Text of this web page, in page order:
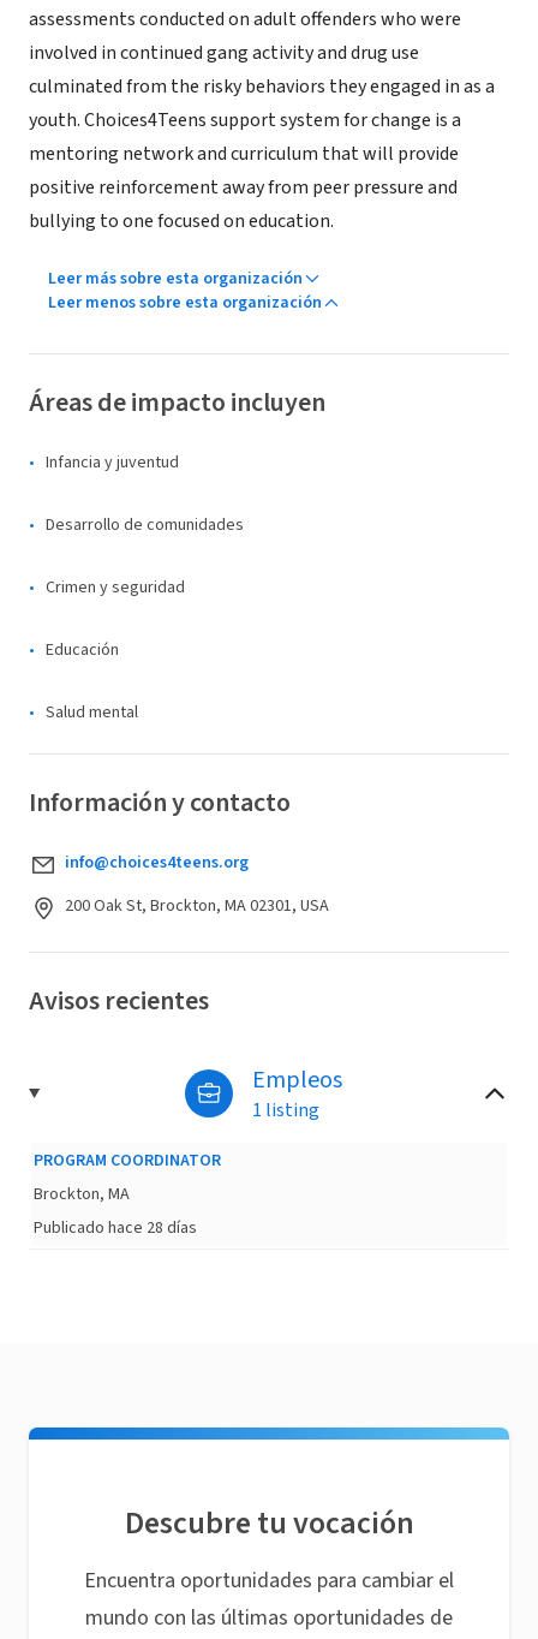
assessments conducted on adult offenders who were
involved in continued gang activity and drug use
culminated from the risky behaviors they engaged in as a
youth. Choices4Teens support system for change is a
mentoring network and curriculum that will provide
positive reinforcement away from peer pressure and
bullying to one focused on education.
Leer más sobre esta organización
Leer menos sobre esta organización
Áreas de impacto incluyen
Infancia y juventud
Desarrollo de comunidades
Crimen y seguridad
Educación
Salud mental
Información y contacto
info@choices4teens.org
200 Oak St, Brockton, MA 02301, USA
Avisos recientes
Empleos
1 listing
PROGRAM COORDINATOR
Brockton, MA
Publicado hace 28 días
Descubre tu vocación
Encuentra oportunidades para cambiar el
mundo con las últimas oportunidades de